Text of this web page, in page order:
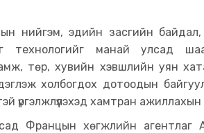
нийгэм, эдийн засгийн
технологийг манай улсад
төр, хувийн хэвшлийн уян
холбогдох дотоодын
үргэлжлүүлэхэд хамтран
Францын хөгжлийн